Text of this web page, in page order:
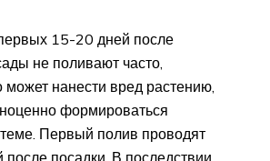
15-20 дней после
не поливают часто,
может нанести вред растению,
формироваться
Первый полив проводят
после посадки. В последствии